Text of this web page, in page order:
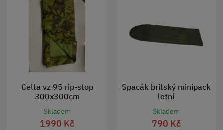
Celta vz 95 rip-stop
300x300cm
Skladem
1990 Kč
Spacák britský minipack
letní
Skladem
790 Kč